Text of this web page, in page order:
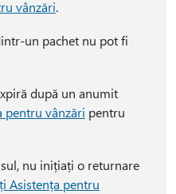
vânzări.
un pachet nu pot fi
după un anumit
pentru vânzări pentru
nu inițiați o returnare
Asistența pentru